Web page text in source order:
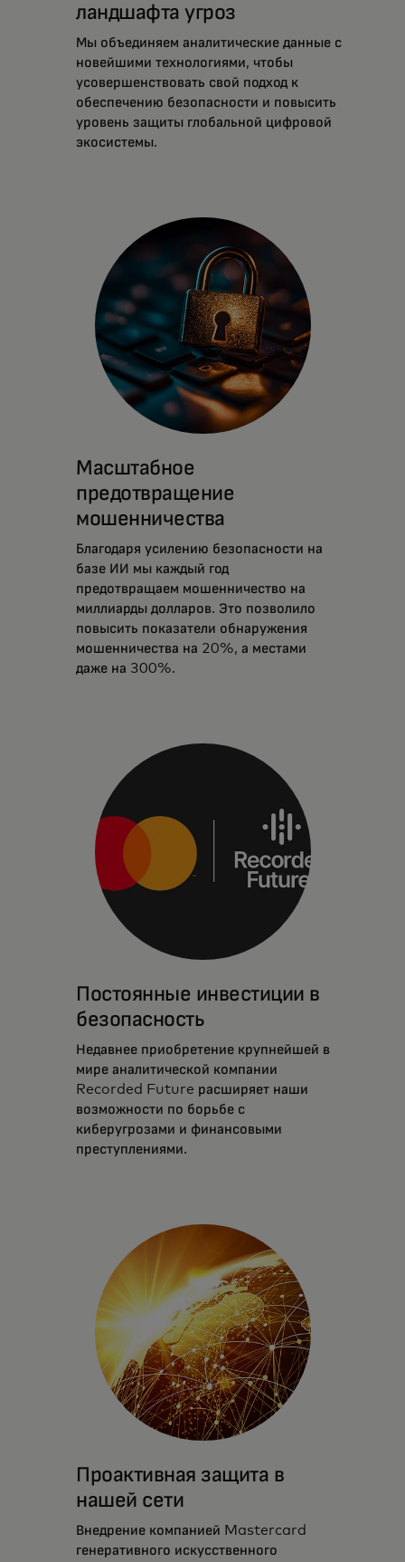
ландшафта угроз
Мы объединяем аналитические данные с
новейшими технологиями, чтобы
усовершенствовать свой подход к
обеспечению безопасности и повысить
уровень защиты глобальной цифровой
экосистемы.
Масштабное
предотвращение
мошенничества
Благодаря усилению безопасности на
базе ИИ мы каждый год
предотвращаем мошенничество на
миллиарды долларов. Это позволило
повысить показатели обнаружения
мошенничества на 20%, а местами
даже на 300%.
Постоянные инвестиции в
безопасность
Недавнее приобретение крупнейшей в
мире аналитической компании
Recorded Future расширяет наши
возможности по борьбе с
киберугрозами и финансовыми
преступлениями.
Проактивная защита в
нашей сети
Внедрение компанией Mastercard
генеративного искусственного